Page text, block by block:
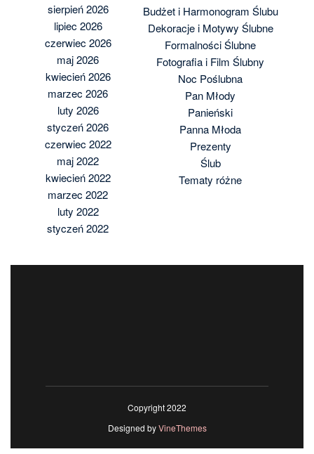
sierpień 2026
lipiec 2026
czerwiec 2026
maj 2026
kwiecień 2026
marzec 2026
luty 2026
styczeń 2026
czerwiec 2022
maj 2022
kwiecień 2022
marzec 2022
luty 2022
styczeń 2022
Budżet i Harmonogram Ślubu
Dekoracje i Motywy Ślubne
Formalności Ślubne
Fotografia i Film Ślubny
Noc Poślubna
Pan Młody
Panieński
Panna Młoda
Prezenty
Ślub
Tematy różne
Copyright 2022
Designed byVineThemes